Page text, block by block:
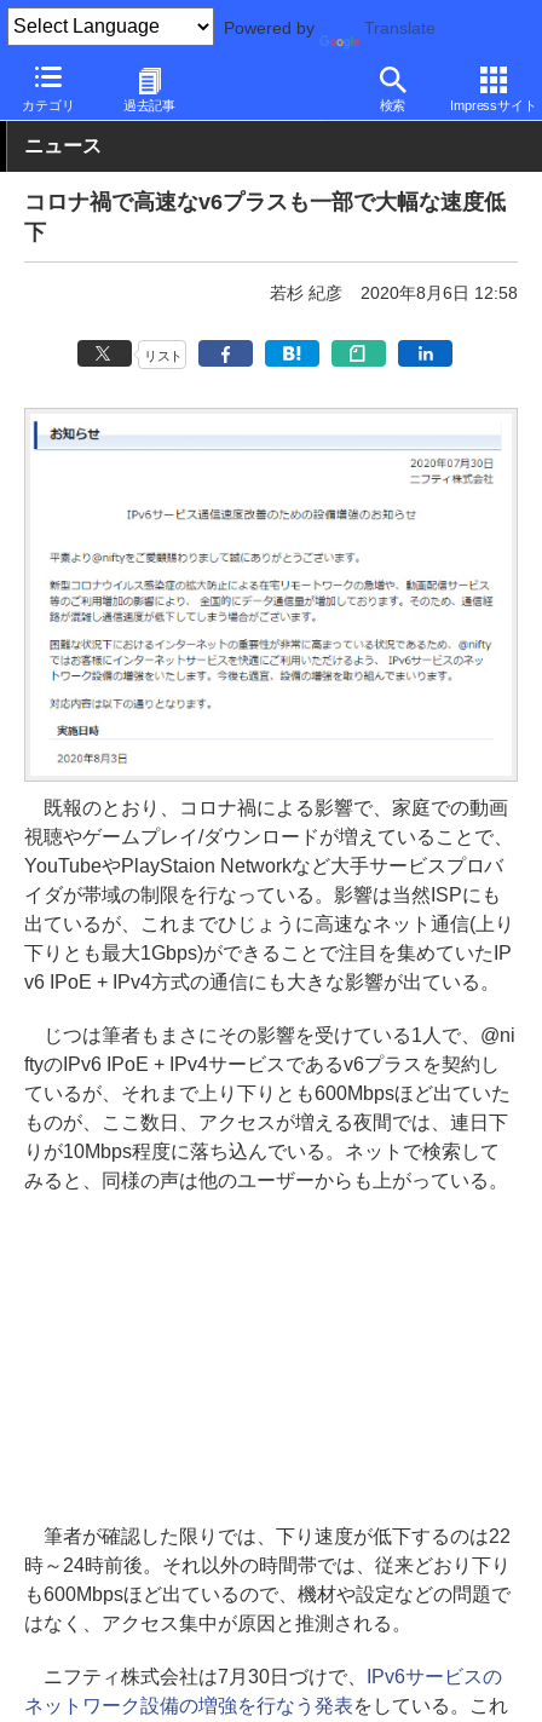
Powered by Translate
カテゴリ 過去記事 検索 Impressサイト
PC Watch 市場 サービス
ニュース
コロナ禍で高速なv6プラスも一部で大幅な速度低
下
若杉 紀彦 2020年8月6日 12:58
リスト
既報のとおり、コロナ禍による影響で、家庭での動画
視聴やゲームプレイ/ダウンロードが増えていることで、
YouTubeやPlayStaion Networkなど大手サービスプロバ
イダが帯域の制限を行なっている。影響は当然ISPにも
出ているが、これまでひじょうに高速なネット通信(上り
下りとも最大1Gbps)ができることで注目を集めていたIP
v6 IPoE + IPv4方式の通信にも大きな影響が出ている。
じつは筆者もまさにその影響を受けている1人で、@ni
ftyのIPv6 IPoE + IPv4サービスであるv6プラスを契約し
ているが、それまで上り下りとも600Mbpsほど出ていた
ものが、ここ数日、アクセスが増える夜間では、連日下
りが10Mbps程度に落ち込んでいる。ネットで検索して
みると、同様の声は他のユーザーからも上がっている。
筆者が確認した限りでは、下り速度が低下するのは22
時～24時前後。それ以外の時間帯では、従来どおり下り
も600Mbpsほど出ているので、機材や設定などの問題で
はなく、アクセス集中が原因と推測される。
ニフティ株式会社は7月30日づけで、
IPv6サービスの
ネットワーク設備の増強を行なう発表をしている。これ